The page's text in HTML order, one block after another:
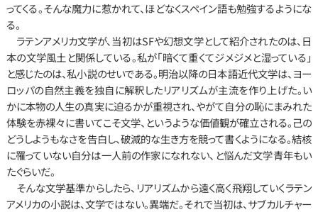
ってくる。そんな魔力に惹かれて、ほどなくスペイン語も勉強するようにな
る。
ラテンアメリカ文学が、当初はSFや幻想文学として紹介されたのは、日
本の文学風土と関係している。私が「暗くて重くてジメジメと湿っている」
と感じたのは、私小説のせいである。明治以降の日本語近代文学は、ヨー
ロッパの自然主義を独自に解釈したリアリズムが主流を作り上げた。い
かに本物の人生の真実に迫るかが重視され、やがて自分の恥にまみれた
体験を赤裸々に書いてこそ文学、というような価値観が確立される。己の
どうしようもなさを告白し、破滅的な生き方を競って書くようになる。結核
に罹っていない自分は一人前の作家になれない、と悩んだ文学青年もい
たぐらいだ。
そんな文学基準からしたら、リアリズムから遠く高く飛翔していくラテン
アメリカの小説は、文学ではない。異端だ。それで当初は、サブカルチャー